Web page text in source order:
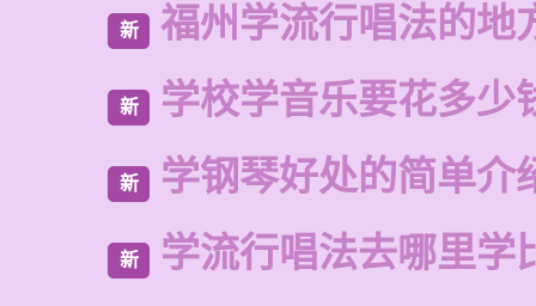
新 福州学流行唱法的地
新 学校学音乐要花多少
新 学钢琴好处的简单介
新 学流行唱法去哪里学